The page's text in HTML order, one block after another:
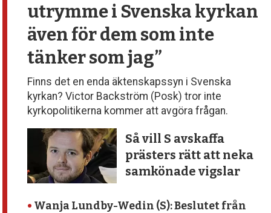
utrymmei Svenska kyrkan
även för demsom inte
tänker som jag”
Finns det en enda äktenskapssyn i Svenska
kyrkan? Victor Backström (Posk) tror inte
kyrkopolitikerna kommer att avgöra frågan.
Så vill S avskaffa
prästers rätt att neka
samkönade vigslar
• Wanja Lundby-Wedin (S): Beslutet från